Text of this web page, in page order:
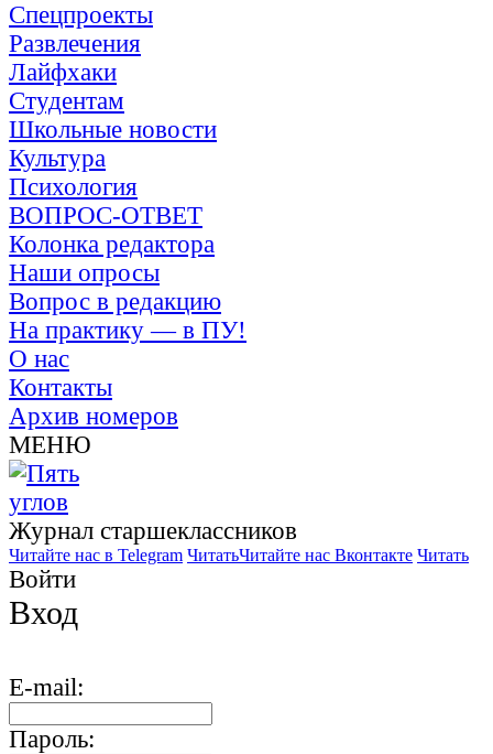
Спецпроекты
Развлечения
Лайфхаки
Студентам
Школьные новости
Культура
Психология
ВОПРОС-ОТВЕТ
Колонка редактора
Наши опросы
Вопрос в редакцию
На практику — в ПУ!
О нас
Контакты
Архив номеров
МЕНЮ
Журнал старшекласcников
Читайте нас в Telegram ЧитатьЧитайте нас Вконтакте Читать
Войти
Вход
E-mail:
Пароль: